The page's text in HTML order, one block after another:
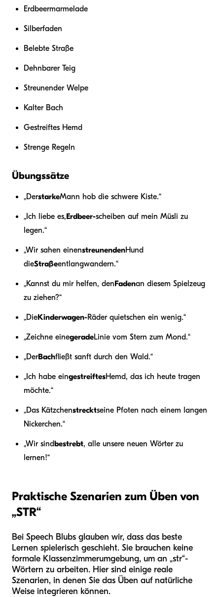
Erdbeermarmelade
Silberfaden
Belebte Straße
Dehnbarer Teig
Streunender Welpe
Kalter Bach
Gestreiftes Hemd
Strenge Regeln
Übungssätze
„DerstarkeMann hob die schwere Kiste.“
„Ich liebe es,Erdbeer-scheiben auf mein Müsli zu
legen.“
„Wir sahen einenstreunendenHund
dieStraßeentlangwandern.“
„Kannst du mir helfen, denFadenan diesem Spielzeug
zu ziehen?“
„DieKinderwagen-Räder quietschen ein wenig.“
„Zeichne einegeradeLinie vom Stern zum Mond.“
„DerBachfließt sanft durch den Wald.“
„Ich habe eingestreiftesHemd, das ich heute tragen
möchte.“
„Das Kätzchenstrecktseine Pfoten nach einem langen
Nickerchen.“
„Wir sindbestrebt, alle unsere neuen Wörter zu
lernen!“
Praktische Szenarien zum Üben von
„STR“
Bei Speech Blubs glauben wir, dass das beste
Lernen spielerisch geschieht. Sie brauchen keine
formale Klassenzimmerumgebung, um an „str“-
Wörtern zu arbeiten. Hier sind einige reale
Szenarien, in denen Sie das Üben auf natürliche
Weise integrieren können.